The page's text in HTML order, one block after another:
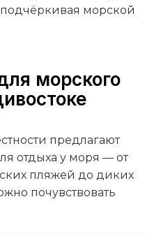
морской
морского
предлагают
отдыха у моря — от
пляжей до диких
почувствовать